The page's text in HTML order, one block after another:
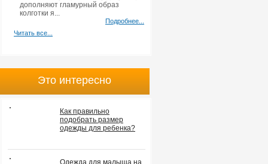
дополняют гламурный образ
колготки я...
Подробнее...
Читать все...
Это интересно
Как правильно
подобрать размер
одежды для ребенка?
Одежда для малыша на